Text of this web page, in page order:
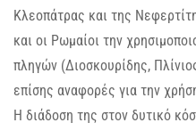
Κλεοπάτρας και της
και οι Ρωμαίοι την
πληγών (Διοσκουρίδης,
επίσης αναφορές για την
Η διάδοση της στον δυτικό